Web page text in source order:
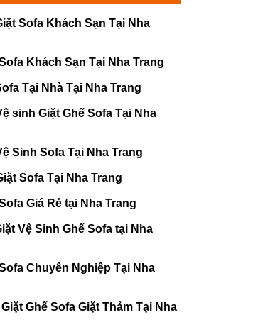
Sofa Khách Sạn Tại Nha
Khách Sạn Tại Nha Trang
Tại Nhà Tại Nha Trang
sinh Giặt Ghế Sofa Tại Nha
Sinh Sofa Tại Nha Trang
Sofa Tại Nha Trang
Giá Rẻ tại Nha Trang
Vệ Sinh Ghế Sofa tại Nha
Chuyên Nghiệp Tại Nha
Ghế Sofa Giặt Thảm Tại Nha